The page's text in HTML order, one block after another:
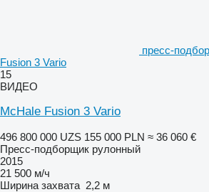
пресс-
Fusion 3 Vario
15
ВИДЕО
McHale Fusion 3 Vario
496 800 000 UZS 155 000 PLN ≈ 36 060 €
Пресс-подборщик рулонный
2015
21 500 м/ч
Ширина захвата 2,2 м